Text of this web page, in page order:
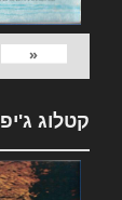
«
קטלוג ג'יפ 1980